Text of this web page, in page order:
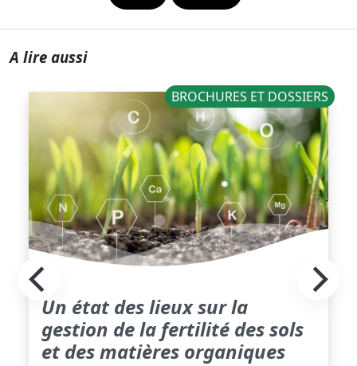
A lire aussi
BROCHURES ET DOSSIERS
Un état des lieux sur la
gestion de la fertilité des sols
et des matières organiques